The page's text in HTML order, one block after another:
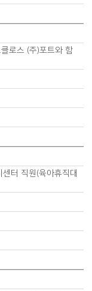
로스 (주)포트와 함
터 직원(육아휴직대